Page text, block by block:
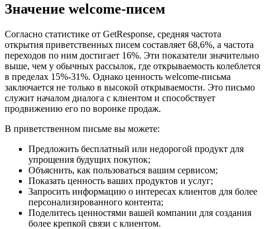
Значение welcome-писем
Согласно статистике от GetResponse, средняя частота
открытия приветственных писем составляет 68,6%, а частота
переходов по ним достигает 16%. Эти показатели значительно
выше, чем у обычных рассылок, где открываемость колеблется
в пределах 15%-31%. Однако ценность welcome-письма
заключается не только в высокой открываемости. Это письмо
служит началом диалога с клиентом и способствует
продвижению его по воронке продаж.
В приветственном письме вы можете:
Предложить бесплатный или недорогой продукт для
упрощения будущих покупок;
Объяснить, как пользоваться вашим сервисом;
Показать ценность ваших продуктов и услуг;
Запросить информацию о интересах клиентов для более
персонализированного контента;
Поделитесь ценностями вашей компании для создания
более крепкой связи с клиентом.